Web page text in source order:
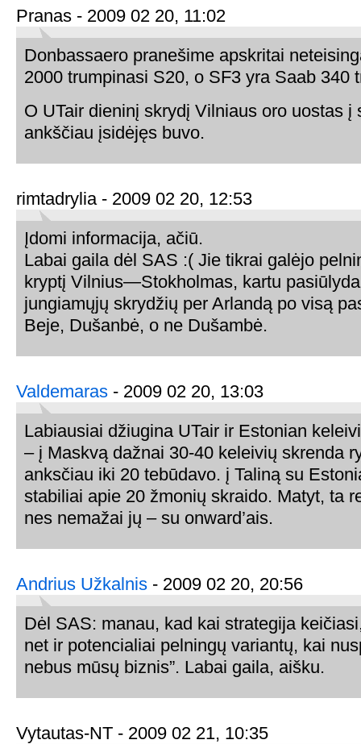
Pranas - 2009 02 20, 11:02
Donbassaero pranešime apskritai
2000 trumpinasi S20, o SF3 yra Saab 340
O UTair dieninį skrydį Vilniaus oro uostas į
ankščiau įsidėjęs buvo.
rimtadrylia - 2009 02 20, 12:53
Įdomi informacija, ačiū.
Labai gaila dėl SAS :( Jie tikrai galėjo
kryptį Vilnius—Stokholmas, kartu
jungiamųjų skrydžių per Arlandą po visą
Beje, Dušanbė, o ne Dušambė.
Valdemaras - 2009 02 20, 13:03
Labiausiai džiugina UTair ir Estonian
– į Maskvą dažnai 30-40 keleivių skrenda
anksčiau iki 20 tebūdavo. į Taliną su
stabiliai apie 20 žmonių skraido. Matyt, ta
nes nemažai jų – su onward’ais.
Andrius Užkalnis - 2009 02 20, 20:56
Dėl SAS: manau, kad kai strategija
net ir potencialiai pelningų variantų, kai
nebus mūsų biznis”. Labai gaila, aišku.
Vytautas-NT - 2009 02 21, 10:35